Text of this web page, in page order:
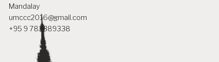
Mandalay
umccc2016@gmail.com
+95 9 783389338